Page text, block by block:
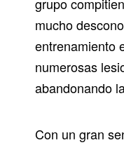
mucho
entrenamiento
numerosas
abandonando
Con un gran